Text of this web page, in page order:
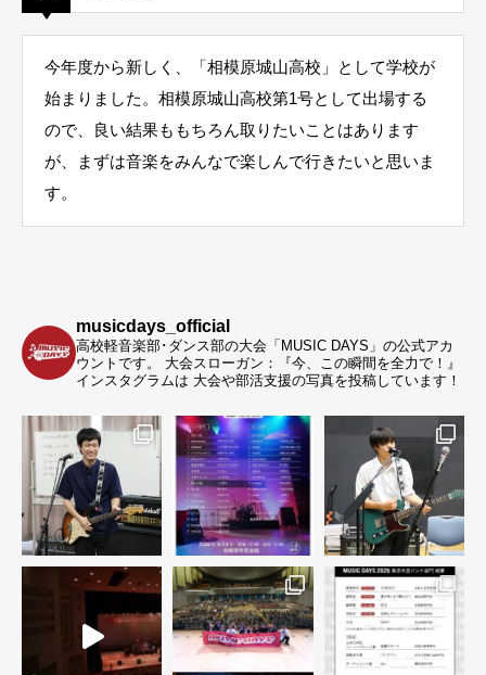
今年度から新しく、「相模原城山高校」として学校が
始まりました。相模原城山高校第1号として出場する
ので、良い結果ももちろん取りたいことはあります
が、まずは音楽をみんなで楽しんで行きたいと思いま
す。
musicdays_official
高校軽音楽部･ダンス部の大会「MUSIC DAYS」の公式アカ
ウントです。
大会スローガン：『今、この瞬間を全力で！』
インスタグラムは 大会や部活支援の写真を投稿しています！